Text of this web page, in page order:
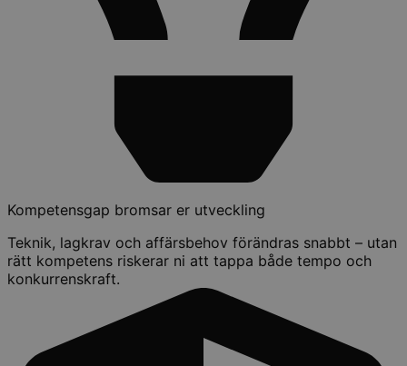
Kompetensgap bromsar er utveckling
Teknik, lagkrav och affärsbehov förändras snabbt – utan
rätt kompetens riskerar ni att tappa både tempo och
konkurrenskraft.